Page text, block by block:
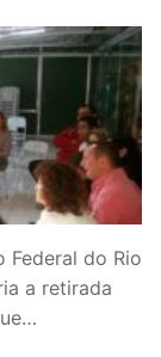
Federal do Rio
a retirada